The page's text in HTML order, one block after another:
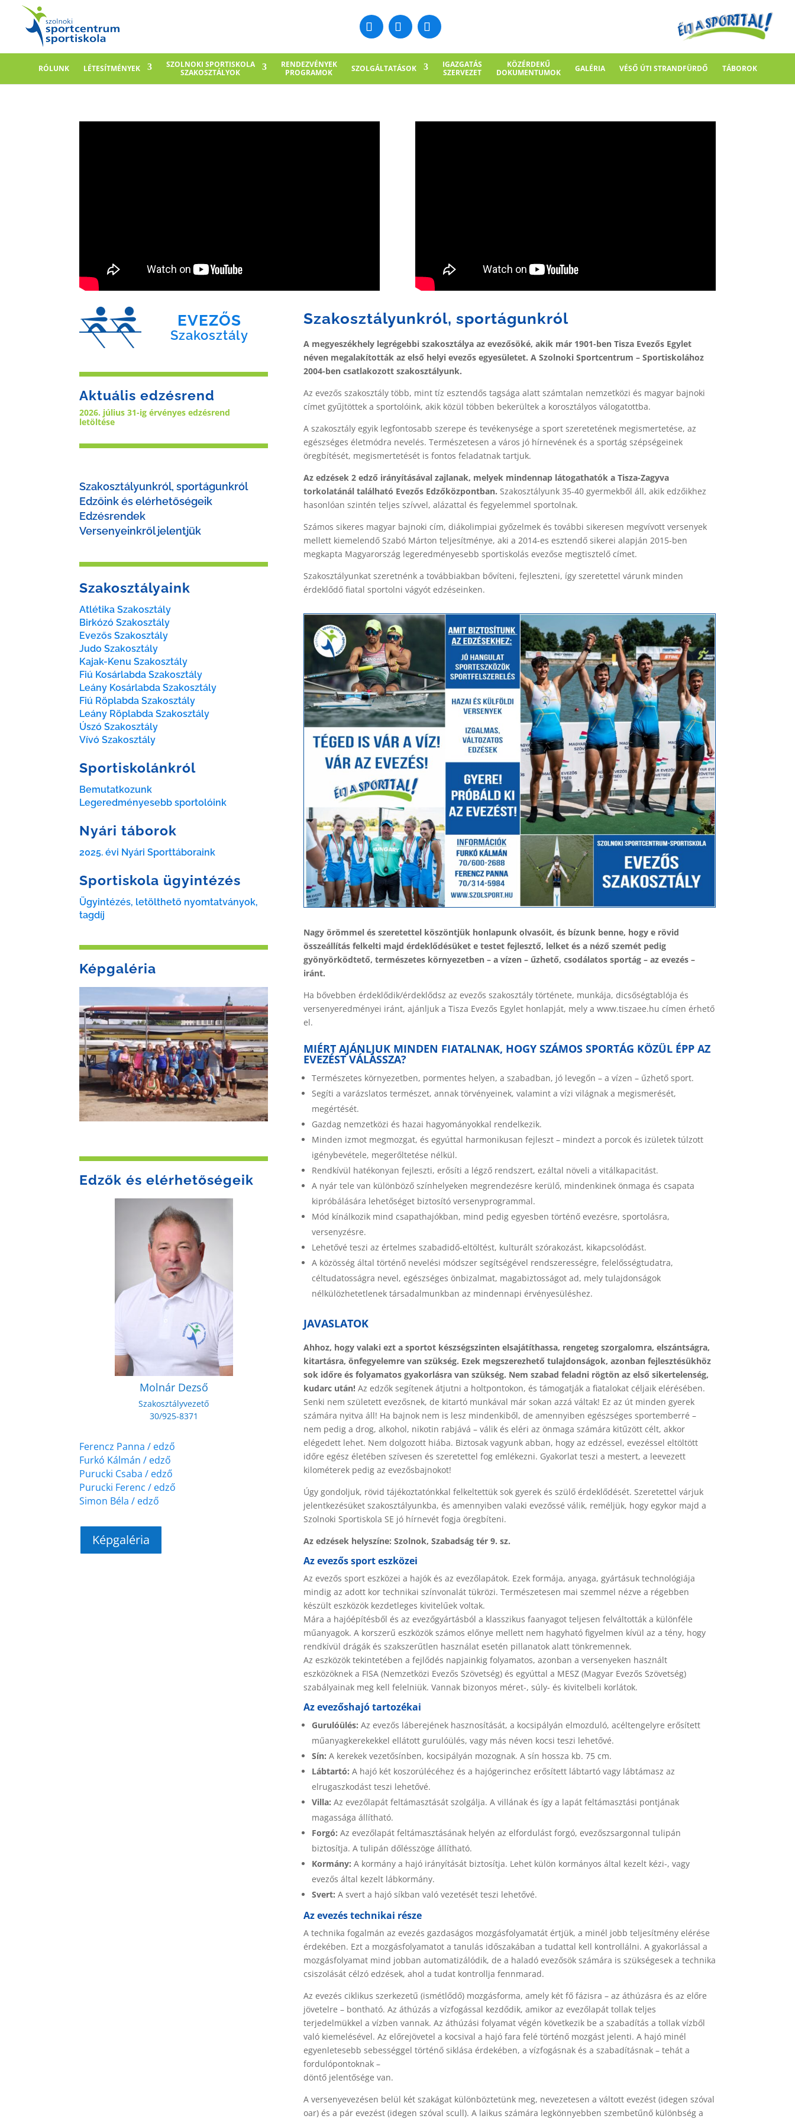
RÓLUNK LÉTESÍTMÉNYEK
SZOLNOKI SPORTISKOLA
SZAKOSZTÁLYOK
RENDEZVÉNYEK
PROGRAMOK
SZOLGÁLTATÁSOK
IGAZGATÁS
SZERVEZET
KÖZÉRDEKŰ
DOKUMENTUMOK
GALÉRIA VÉSŐ ÚTI STRANDFÜRDŐ TÁBOROK
EVEZŐS
Szakosztály
Aktuális edzésrend
2026. július 31-ig érvényes edzésrend
letöltése
Szakosztályunkról, sportágunkról
Edzőink és elérhetőségeik
Edzésrendek
Versenyeinkről jelentjük
Szakosztályaink
Atlétika Szakosztály
Birkózó Szakosztály
Evezős Szakosztály
Judo Szakosztály
Kajak-Kenu Szakosztály
Fiú Kosárlabda Szakosztály
Leány Kosárlabda Szakosztály
Fiú Röplabda Szakosztály
Leány Röplabda Szakosztály
Úszó Szakosztály
Vívó Szakosztály
Sportiskolánkról
Bemutatkozunk
Legeredményesebb sportolóink
Nyári táborok
2025. évi Nyári Sporttáboraink
Sportiskola ügyintézés
Ügyintézés, letölthető nyomtatványok,
tagdíj
Képgaléria
Edzők és elérhetőségeik
Molnár Dezső
Szakosztályvezető
30/925-8371
Ferencz Panna / edző
Furkó Kálmán / edző
Purucki Csaba / edző
Purucki Ferenc / edző
Simon Béla / edző
Képgaléria
Szakosztályunkról, sportágunkról
A megyeszékhely legrégebbi szakosztálya az evezősöké, akik már 1901-ben Tisza Evezős Egylet
néven megalakították az első helyi evezős egyesületet. A Szolnoki Sportcentrum – Sportiskolához
2004-ben csatlakozott szakosztályunk.
Az evezős szakosztály több, mint tíz esztendős tagsága alatt számtalan nemzetközi és magyar bajnoki
címet gyűjtöttek a sportolóink, akik közül többen bekerültek a korosztályos válogatottba.
A szakosztály egyik legfontosabb szerepe és tevékenysége a sport szeretetének megismertetése, az
egészséges életmódra nevelés. Természetesen a város jó hírnevének és a sportág szépségeinek
öregbítését, megismertetését is fontos feladatnak tartjuk.
Az edzések 2 edző irányításával zajlanak, melyek mindennap látogathatók a Tisza-Zagyva
torkolatánál található Evezős Edzőközpontban. Szakosztályunk 35-40 gyermekből áll, akik edzőikhez
hasonlóan szintén teljes szívvel, alázattal és fegyelemmel sportolnak.
Számos sikeres magyar bajnoki cím, diákolimpiai győzelmek és további sikeresen megvívott versenyek
mellett kiemelendő Szabó Márton teljesítménye, aki a 2014-es esztendő sikerei alapján 2015-ben
megkapta Magyarország legeredményesebb sportiskolás evezőse megtisztelő címet.
Szakosztályunkat szeretnénk a továbbiakban bővíteni, fejleszteni, így szeretettel várunk minden
érdeklődő fiatal sportolni vágyót edzéseinken.
Nagy örömmel és szeretettel köszöntjük honlapunk olvasóit, és bízunk benne, hogy e rövid
összeállítás felkelti majd érdeklődésüket e testet fejlesztő, lelket és a néző szemét pedig
gyönyörködtető, természetes környezetben – a vízen – űzhető, csodálatos sportág – az evezés –
iránt.
Ha bővebben érdeklődik/érdeklődsz az evezős szakosztály története, munkája, dicsőségtablója és
versenyeredményei iránt, ajánljuk a Tisza Evezős Egylet honlapját, mely a www.tiszaee.hu címen érhető
el.
MIÉRT AJÁNLJUK MINDEN FIATALNAK, HOGY SZÁMOS SPORTÁG KÖZÜL ÉPP AZ
EVEZÉST VÁLASSZA?
Természetes környezetben, pormentes helyen, a szabadban, jó levegőn – a vízen – űzhető sport.
Segíti a varázslatos természet, annak törvényeinek, valamint a vízi világnak a megismerését,
megértését.
Gazdag nemzetközi és hazai hagyományokkal rendelkezik.
Minden izmot megmozgat, és egyúttal harmonikusan fejleszt – mindezt a porcok és izületek túlzott
igénybevétele, megerőltetése nélkül.
Rendkívül hatékonyan fejleszti, erősíti a légző rendszert, ezáltal növeli a vitálkapacitást.
A nyár tele van különböző színhelyeken megrendezésre kerülő, mindenkinek önmaga és csapata
kipróbálására lehetőséget biztosító versenyprogrammal.
Mód kínálkozik mind csapathajókban, mind pedig egyesben történő evezésre, sportolásra,
versenyzésre.
Lehetővé teszi az értelmes szabadidő-eltöltést, kulturált szórakozást, kikapcsolódást.
A közösség által történő nevelési módszer segítségével rendszerességre, felelősségtudatra,
céltudatosságra nevel, egészséges önbizalmat, magabiztosságot ad, mely tulajdonságok
nélkülözhetetlenek társadalmunkban az mindennapi érvényesüléshez.
JAVASLATOK
Ahhoz, hogy valaki ezt a sportot készségszinten elsajátíthassa, rengeteg szorgalomra, elszántságra,
kitartásra, önfegyelemre van szükség. Ezek megszerezhető tulajdonságok, azonban fejlesztésükhöz
sok időre és folyamatos gyakorlásra van szükség. Nem szabad feladni rögtön az első sikertelenség,
kudarc után!Az edzők segítenek átjutni a holtpontokon, és támogatják a fiatalokat céljaik elérésében.
Senki nem született evezősnek, de kitartó munkával már sokan azzá váltak! Ez az út minden gyerek
számára nyitva áll! Ha bajnok nem is lesz mindenkiből, de amennyiben egészséges sportemberré –
nem pedig a drog, alkohol, nikotin rabjává – válik és eléri az önmaga számára kitűzött célt, akkor
elégedett lehet. Nem dolgozott hiába. Biztosak vagyunk abban, hogy az edzéssel, evezéssel eltöltött
időre egész életében szívesen és szeretettel fog emlékezni. Gyakorlat teszi a mestert, a leevezett
kilométerek pedig az evezősbajnokot!
Úgy gondoljuk, rövid tájékoztatónkkal felkeltettük sok gyerek és szülő érdeklődését. Szeretettel várjuk
jelentkezésüket szakosztályunkba, és amennyiben valaki evezőssé válik, reméljük, hogy egykor majd a
Szolnoki Sportiskola SE jó hírnevét fogja öregbíteni.
Az edzések helyszíne: Szolnok, Szabadság tér 9. sz.
Az evezős sport eszközei
Az evezős sport eszközei a hajók és az evezőlapátok. Ezek formája, anyaga, gyártásuk technológiája
mindig az adott kor technikai színvonalát tükrözi. Természetesen mai szemmel nézve a régebben
készült eszközök kezdetleges kivitelűek voltak.
Mára a hajóépítésből és az evezőgyártásból a klasszikus faanyagot teljesen felváltották a különféle
műanyagok. A korszerű eszközök számos előnye mellett nem hagyható figyelmen kívül az a tény, hogy
rendkívül drágák és szakszerűtlen használat esetén pillanatok alatt tönkremennek.
Az eszközök tekintetében a fejlődés napjainkig folyamatos, azonban a versenyeken használt
eszközöknek a FISA (Nemzetközi Evezős Szövetség) és egyúttal a MESZ (Magyar Evezős Szövetség)
szabályainak meg kell felelniük. Vannak bizonyos méret-, súly- és kivitelbeli korlátok.
Az evezőshajó tartozékai
Gurulóülés: Az evezős láberejének hasznosítását, a kocsipályán elmozduló, acéltengelyre erősített
műanyagkerekekkel ellátott gurulóülés, vagy más néven kocsi teszi lehetővé.
Sín: A kerekek vezetősínben, kocsipályán mozognak. A sín hossza kb. 75 cm.
Lábtartó: A hajó két koszorúlécéhez és a hajógerinchez erősített lábtartó vagy lábtámasz az
elrugaszkodást teszi lehetővé.
Villa: Az evezőlapát feltámasztását szolgálja. A villának és így a lapát feltámasztási pontjának
magassága állítható.
Forgó: Az evezőlapát feltámasztásának helyén az elfordulást forgó, evezőszsargonnal tulipán
biztosítja. A tulipán dőlésszöge állítható.
Kormány: A kormány a hajó irányítását biztosítja. Lehet külön kormányos által kezelt kézi-, vagy
evezős által kezelt lábkormány.
Svert: A svert a hajó síkban való vezetését teszi lehetővé.
Az evezés technikai része
A technika fogalmán az evezés gazdaságos mozgásfolyamatát értjük, a minél jobb teljesítmény elérése
érdekében. Ezt a mozgásfolyamatot a tanulás időszakában a tudattal kell kontrollálni. A gyakorlással a
mozgásfolyamat mind jobban automatizálódik, de a haladó evezősök számára is szükségesek a technika
csiszolását célzó edzések, ahol a tudat kontrollja fennmarad.
Az evezés ciklikus szerkezetű (ismétlődő) mozgásforma, amely két fő fázisra – az áthúzásra és az előre
jövetelre – bontható. Az áthúzás a vízfogással kezdődik, amikor az evezőlapát tollak teljes
terjedelmükkel a vízben vannak. Az áthúzási folyamat végén következik be a szabadítás a tollak vízből
való kiemelésével. Az előrejövetel a kocsival a hajó fara felé történő mozgást jelenti. A hajó minél
egyenletesebb sebességgel történő siklása érdekében, a vízfogásnak és a szabadításnak – tehát a
fordulópontoknak –
döntő jelentősége van.
A versenyevezésen belül két szakágat különböztetünk meg, nevezetesen a váltott evezést (idegen szóval
oar) és a pár evezést (idegen szóval scull). A laikus számára legkönnyebben szembetűnő különbség a